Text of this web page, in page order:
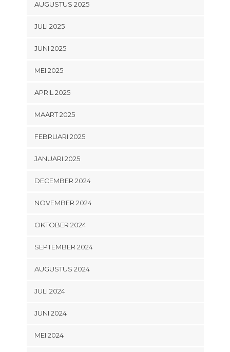
AUGUSTUS 2025
JULI 2025
JUNI 2025
MEI 2025
APRIL 2025
MAART 2025
FEBRUARI 2025
JANUARI 2025
DECEMBER 2024
NOVEMBER 2024
OKTOBER 2024
SEPTEMBER 2024
AUGUSTUS 2024
JULI 2024
JUNI 2024
MEI 2024